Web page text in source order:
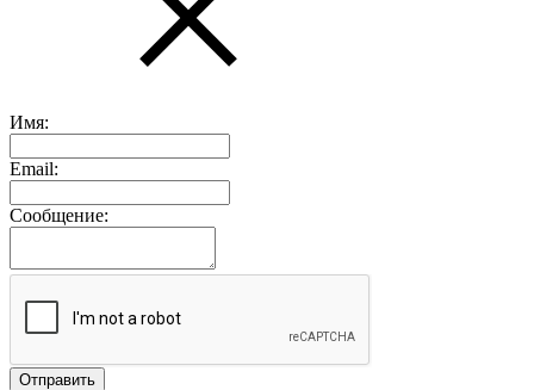
Имя:
Email:
Сообщение: